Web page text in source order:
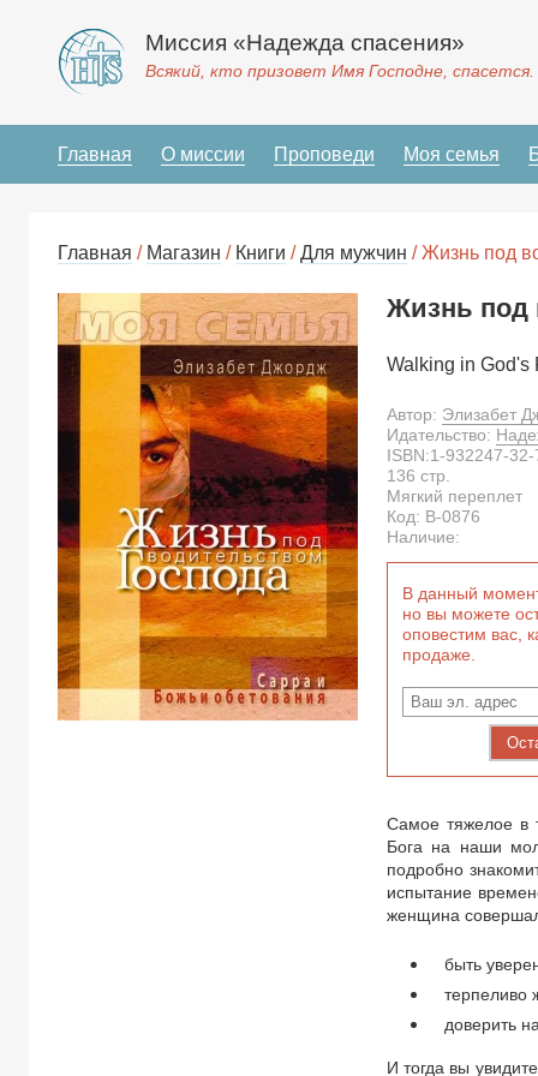
Миссия «Надежда спасения»
Всякий, кто призовет Имя Господне,
Главная О миссии Проповеди Моя семья
Главная / Магазин / Книги /Для мужчин / Жизнь под
Жизнь под
Walking in God's
Автор: Элизабет
Идательство:
ISBN:1-932247-32-
136 стр.
Мягкий переплет
Код: B-0876
Наличие:
В данный
но вы можете
оповестим вас,
продаже.
Самое тяжелое в
Бога на наши
подробно
испытание
женщина
быть
терпеливо
доверить
И тогда вы